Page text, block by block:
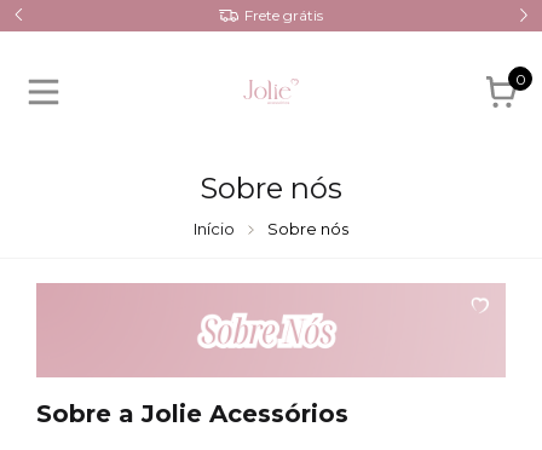
Frete grátis
0
Sobre nós
Início Sobre nós
Sobre a Jolie Acessórios